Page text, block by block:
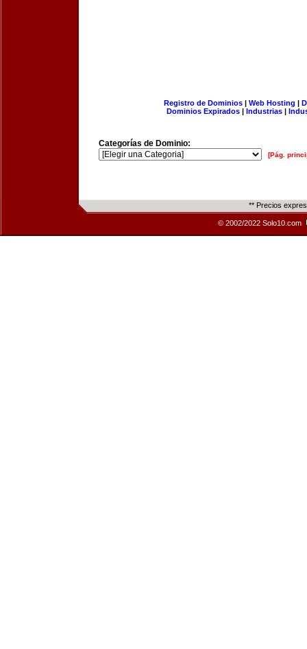
Registro de Dominios| Web Hosting |
Dominios Expirados | Industrias |
Categorías de Dominio:
[Pág.
** Precios
© 2002/2022 Solo10.com